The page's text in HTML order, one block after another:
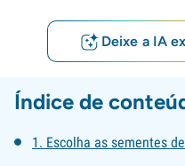
Deixe a IA
Índice de
1. Escolha as sementes